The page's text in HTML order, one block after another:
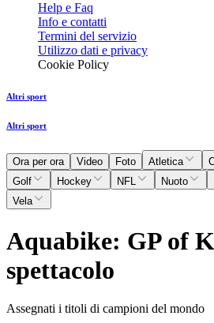
Help e Faq
Info e contatti
Termini del servizio
Utilizzo dati e privacy
Cookie Policy
Altri sport
Altri sport
Ora per ora Video Foto Atletica
Golf
Hockey NFL Nuoto
Vela
Aquabike: GP of
spettacolo
Assegnati i titoli di campioni del mondo